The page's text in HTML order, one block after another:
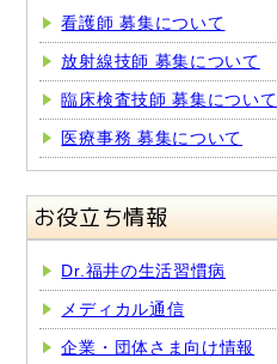
看護師 募集について
放射線技師 募集について
臨床検査技師 募集について
医療事務 募集について
お役立ち情報
Dr.福井の生活習慣病
メディカル通信
企業・団体さま向け情報